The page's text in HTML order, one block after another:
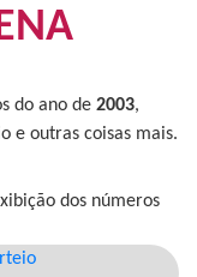
do ano de 2003,
e outras coisas mais.
dos números